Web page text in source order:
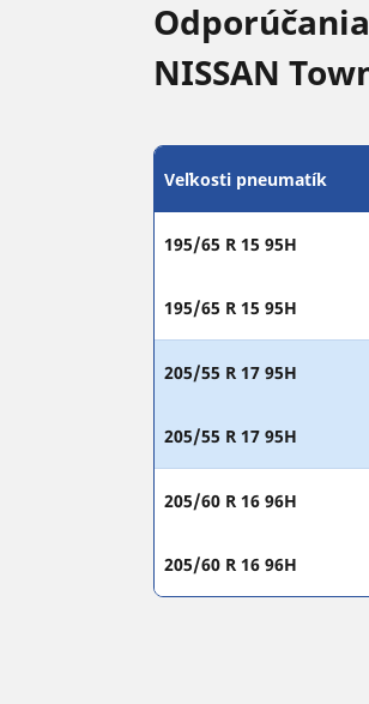
NISSAN
Veľkosti pneumatík
195/65 R 15 95H
195/65 R 15 95H
205/55 R 17 95H
205/55 R 17 95H
205/60 R 16 96H
205/60 R 16 96H